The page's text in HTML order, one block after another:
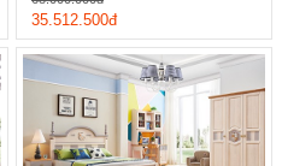
35.512.500đ